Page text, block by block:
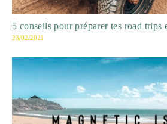
5 conseils pour préparer tes road trips
23/02/2021